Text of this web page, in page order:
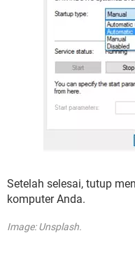
Setelah selesai, tutup
komputer Anda.
Image: Unsplash.